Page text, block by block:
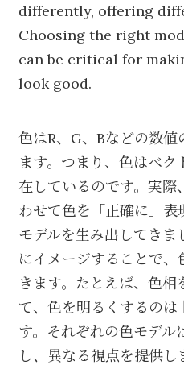
differently, offering
Choosing the right
can be critical for
look good.
色はR、G、Bなどの数
ます。つまり、色はベ
在しているのです。実
わせて色を「正確に」
モデルを生み出してき
にイメージすることで
きます。たとえば、色相
て、色を明るくするのは
す。それぞれの色モデル
し、異なる視点を提供